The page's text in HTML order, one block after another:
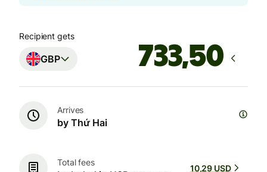
Recipient gets
GBP
Arrives
by Thứ Hai
Total fees
10,29 USD